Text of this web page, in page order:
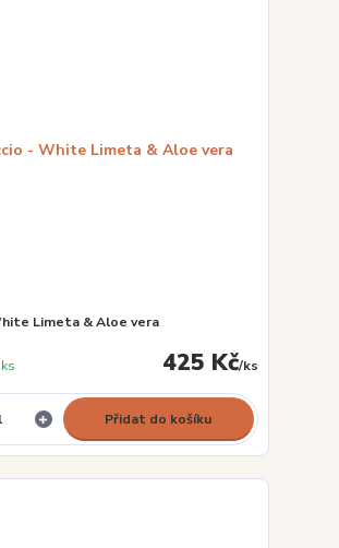
Limeta & Aloe vera
425 Kč/ks
Přidat do košíku